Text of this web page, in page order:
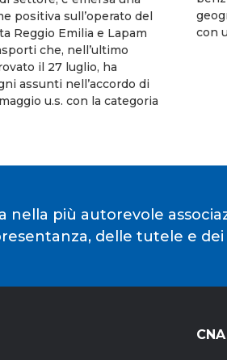
positiva sull’operato del
Reggio Emilia e Lapam
che, nell’ultimo
il 27 luglio, ha
assunti nell’accordo di
u.s. con la categoria
con
nella più autorevole
delle tutele e dei
CNA